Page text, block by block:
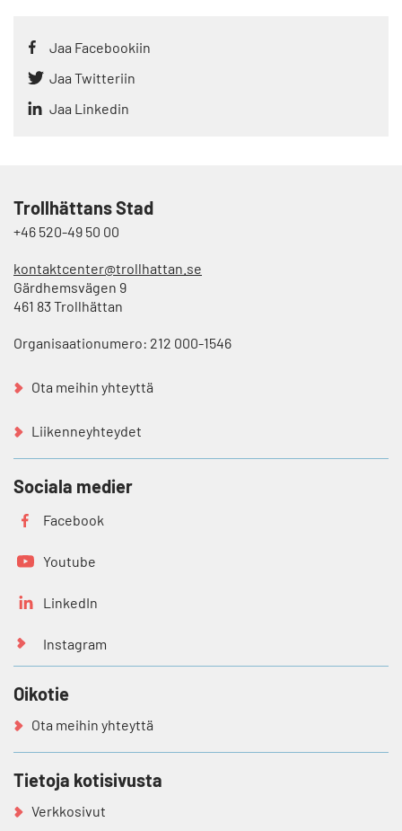
Jaa Facebookiin
Jaa Twitteriin
Jaa Linkedin
Trollhättans Stad
+46 520-49 50 00
kontaktcenter@trollhattan.se
Gärdhemsvägen 9
461 83 Trollhättan
Organisaationumero: 212 000-1546
Ota meihin yhteyttä
Liikenneyhteydet
Sociala medier
Facebook
Youtube
LinkedIn
Instagram
Oikotie
Ota meihin yhteyttä
Tietoja kotisivusta
Verkkosivut